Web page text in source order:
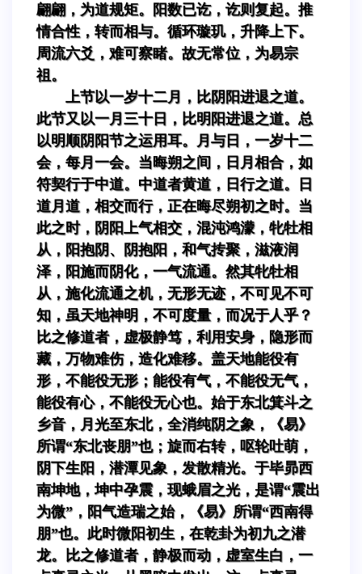
翩翩，为道规矩。阳数已讫，讫则复起。推
情合性，转而相与。循环璇玑，升降上下。
周流六爻，难可察睹。故无常位，为易宗
祖。
上节以一岁十二月，比阴阳进退之道。
此节又以一月三十日，比明阳进退之道。总
以明顺阴阳节之运用耳。月与日，一岁十二
会，每月一会。当晦朔之间，日月相合，如
符契行于中道。中道者黄道，日行之道。日
道月道，相交而行，正在晦尽朔初之时。当
此之时，阴阳上气相交，混沌鸿濛，牝牡相
从，阳抱阴、阴抱阳，和气抟聚，滋液润
泽，阳施而阴化，一气流通。然其牝牡相
从，施化流通之机，无形无迹，不可见不可
知，虽天地神明，不可度量，而况于人乎？
比之修道者，虚极静笃，利用安身，隐形而
藏，万物难伤，造化难移。盖天地能役有
形，不能役无形；能役有气，不能役无气，
能役有心，不能役无心也。始于东北箕斗之
乡音，月光至东北，全消纯阴之象，《易》
所谓“东北丧朋”也；旋而右转，呕轮吐萌，
阴下生阳，潜潭见象，发散精光。于毕昴西
南坤地，坤中孕震，现蛾眉之光，是谓“震出
为微”，阳气造瑞之始，《易》所谓“西南得
朋”也。此时微阳初生，在乾卦为初九之潜
龙。比之修道者，静极而动，虚室生白，一